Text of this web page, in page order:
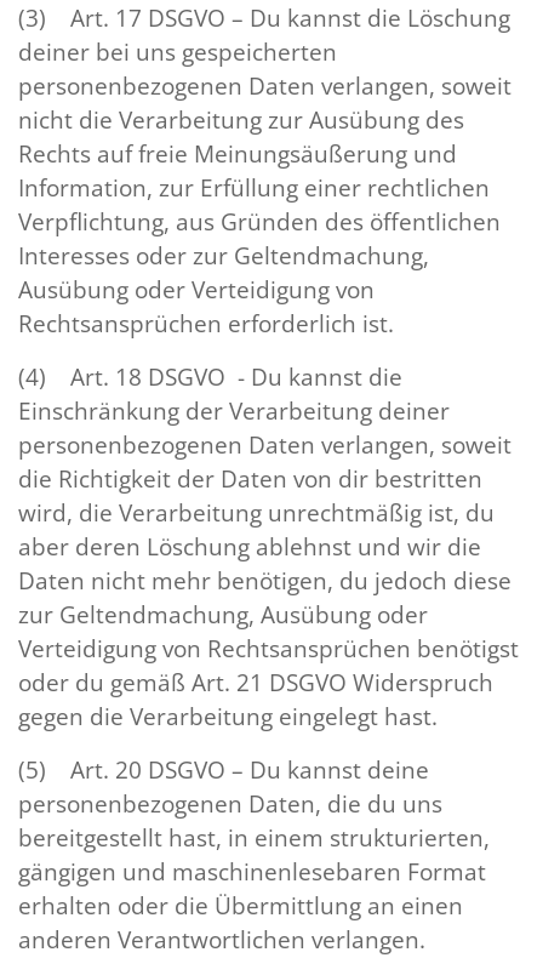
(3) Art. 17 DSGVO – Du kannst die Löschung
deiner bei uns gespeicherten
personenbezogenen Daten verlangen, soweit
nicht die Verarbeitung zur Ausübung des
Rechts auf freie Meinungsäußerung und
Information, zur Erfüllung einer rechtlichen
Verpflichtung, aus Gründen des öffentlichen
Interesses oder zur Geltendmachung,
Ausübung oder Verteidigung von
Rechtsansprüchen erforderlich ist.
(4) Art. 18 DSGVO - Du kannst die
Einschränkung der Verarbeitung deiner
personenbezogenen Daten verlangen, soweit
die Richtigkeit der Daten von dir bestritten
wird, die Verarbeitung unrechtmäßig ist, du
aber deren Löschung ablehnst und wir die
Daten nicht mehr benötigen, du jedoch diese
zur Geltendmachung, Ausübung oder
Verteidigung von Rechtsansprüchen benötigst
oder du gemäß Art. 21 DSGVO Widerspruch
gegen die Verarbeitung eingelegt hast.
(5) Art. 20 DSGVO – Du kannst deine
personenbezogenen Daten, die du uns
bereitgestellt hast, in einem strukturierten,
gängigen und maschinenlesebaren Format
erhalten oder die Übermittlung an einen
anderen Verantwortlichen verlangen.